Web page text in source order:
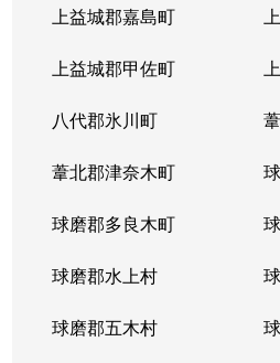
上益城郡嘉島町
上益城郡甲佐町
八代郡氷川町
葦北郡津奈木町
球磨郡多良木町
球磨郡水上村
球磨郡五木村